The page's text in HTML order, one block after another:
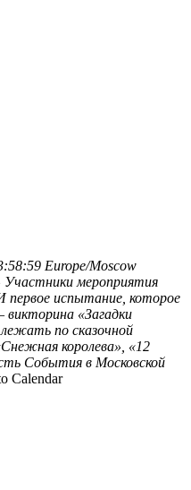
Europe/Moscow
Участники мероприятия
первое испытание, которое
«Загадки
по сказочной
королева», «12
События в Московской
Calendar